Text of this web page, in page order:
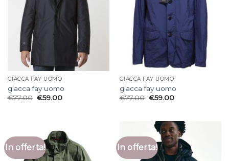
GIACCA FAY UOMO
giacca fay uomo
€77.00 €59.00
GIACCA FAY UOMO
giacca fay uomo
€77.00 €59.00
In offerta! In offerta!